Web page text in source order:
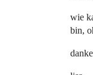
wie
bin,
danke